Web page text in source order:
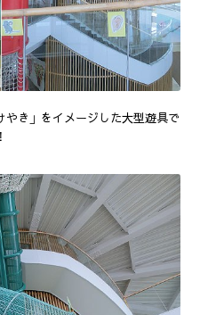
き」をイメージした大型遊具で